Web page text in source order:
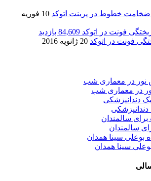
ضخامت خطوط در پرینت اتوکد
10 فوریه
84,609 بازدید
فونت در اتوکد 20 ژانویه 2016
در معماری شب
سالمندان
سینا همدان